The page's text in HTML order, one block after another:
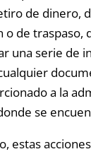
de dinero,
o de traspaso,
una serie de
a la
se
estas